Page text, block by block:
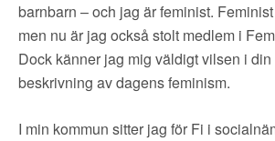
barnbarn – och jag är feminist.
men nu är jag också stolt medlem i
Dock känner jag mig väldigt vilsen i din
beskrivning av dagens feminism.
I min kommun sitter jag för Fi i